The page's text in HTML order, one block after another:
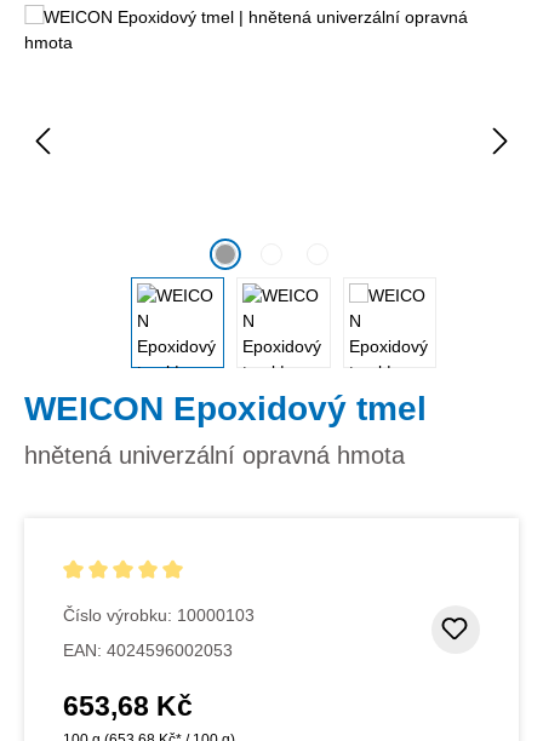
Přeskočit galerii obrázků
WEICON Epoxidový tmel
hnětená univerzální opravná hmota
Číslo výrobku: 10000103
EAN: 4024596002053
Běžná cena:
653,68 Kč